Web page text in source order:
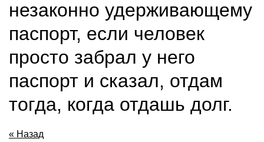
незаконно удерживающему
паспорт, если человек
просто забрал у него
паспорт и сказал, отдам
тогда, когда отдашь долг.
« Назад